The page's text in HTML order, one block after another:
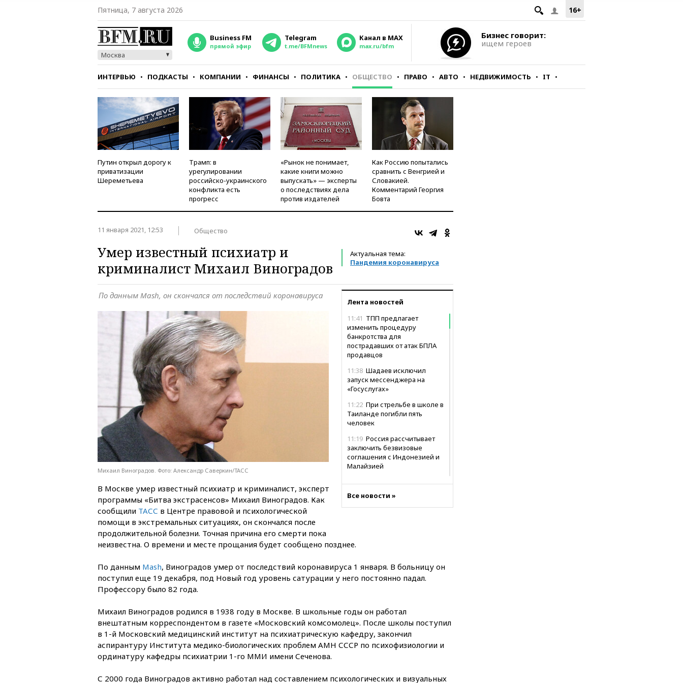
16+
Пятница, 7 августа 2026
Москва
Business FM
прямой эфир
Telegram
t.me/BFMnews
Канал в MAX
max.ru/bfm
Бизнес говорит:
ищем героев
ИНТЕРВЬЮ ПОДКАСТЫ КОМПАНИИ ФИНАНСЫ ПОЛИТИКА ОБЩЕСТВО ПРАВО АВТО НЕДВИЖИМОСТЬ IT
СТИЛЬ ТЕСТЫ
Путин открыл дорогу к
приватизации
Шереметьева
Трамп: в
урегулировании
российско-украинского
конфликта есть
прогресс
«Рынок не понимает,
какие книги можно
выпускать» — эксперты
о последствиях дела
против издателей
Как Россию попытались
сравнить с Венгрией и
Словакией.
Комментарий Георгия
Бовта
11 января 2021, 12:53 Общество
Актуальная тема:
Пандемия коронавируса
Умер известный психиатр и
криминалист Михаил Виноградов
Лента новостей
11:41 ТПП предлагает
изменить процедуру
банкротства для
пострадавших от атак БПЛА
продавцов
11:38 Шадаев исключил
запуск мессенджера на
«Госуслугах»
11:22 При стрельбе в школе в
Таиланде погибли пять
человек
11:19 Россия рассчитывает
заключить безвизовые
соглашения с Индонезией и
Малайзией
конкуренты
бесплатно
Mind Money Юлия Хандошко
признала свою вину
одновременного членства в
ЕС и ЕАЭС
10:21 ФСБ задержала более
20 сотрудников пунктов
10:13Минтранс предлагает
Все новости »
По данным Mash, он скончался от последствий коронавируса
Михаил Виноградов. Фото: Александр Саверкин/ТАСС
В Москве умер известный психиатр и криминалист, эксперт
программы «Битва экстрасенсов» Михаил Виноградов. Как
сообщили ТАСС в Центре правовой и психологической
помощи в экстремальных ситуациях, он скончался после
продолжительной болезни. Точная причина его смерти пока
неизвестна. О времени и месте прощания будет сообщено позднее.
По данным Mash, Виноградов умер от последствий коронавируса 1 января. В больницу он
поступил еще 19 декабря, под Новый год уровень сатурации у него постоянно падал.
Профессору было 82 года.
Михаил Виноградов родился в 1938 году в Москве. В школьные годы он работал
внештатным корреспондентом в газете «Московский комсомолец». После школы поступил
в 1-й Московский медицинский институт на психиатрическую кафедру, закончил
аспирантуру Института медико-биологических проблем АМН СССР по психофизиологии и
ординатуру кафедры психиатрии 1-го ММИ имени Сеченова.
С 2000 года Виноградов активно работал над составлением психологических и визуальных